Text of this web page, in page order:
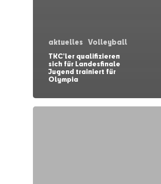
aktuelles Volleyball
TKC’ler qualifizieren
sich für Landesfinale
Jugend trainiert für
Olympia